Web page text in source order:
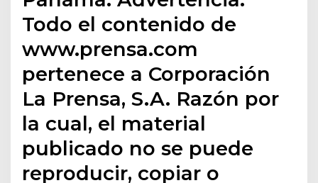
Todo el contenido de
www.prensa.com
pertenece a Corporación
La Prensa, S.A. Razón por
la cual, el material
publicado no se puede
reproducir, copiar o